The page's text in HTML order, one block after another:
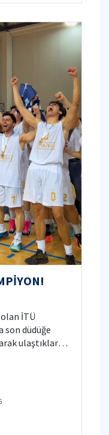
İTÜ
son düdüğe
ulaştıkları